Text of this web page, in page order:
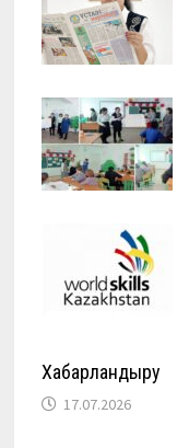
Хабарландыру
17.07.2026